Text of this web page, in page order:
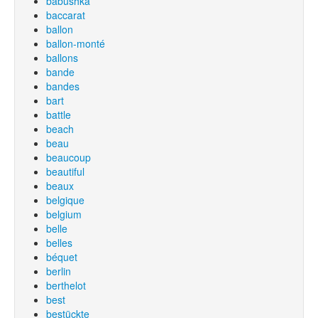
baccarat
ballon
ballon-monté
ballons
bande
bandes
bart
battle
beach
beau
beaucoup
beautiful
beaux
belgique
belgium
belle
belles
béquet
berlin
berthelot
best
bestückte